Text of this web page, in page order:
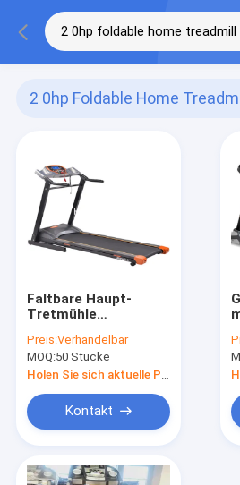
2 0hp Foldable Home
Faltbare Haupt-
Tretmühle
110v DCs 2.0HP
Preis:Verhandelbar
MOQ:50 Stücke
Kontakt